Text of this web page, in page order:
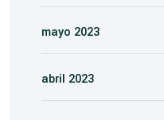
mayo 2023
abril 2023